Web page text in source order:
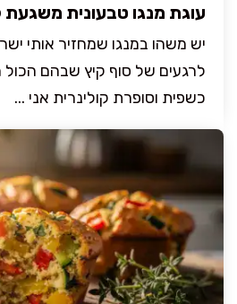
עוגת מנגו טבעונית
יש משהו במנגו שמחזיר אותי
לרגעים של סוף קיץ שבהם הכול
כשפית וסופרת קולינרית אני ...